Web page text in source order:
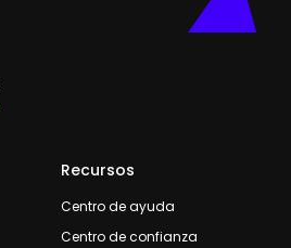
Recursos
Centro de ayuda
Centro de confianza